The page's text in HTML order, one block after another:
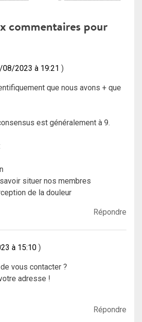
commentaires pour
08/2023 à 19:21
que nous avons + que
est généralement à 9.
situer nos membres
de la douleur
Répondre
à 15:10
vous contacter ?
adresse !
Répondre